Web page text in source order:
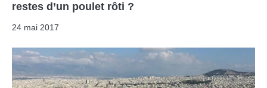
restes d’un poulet rôti ?
24 mai 2017